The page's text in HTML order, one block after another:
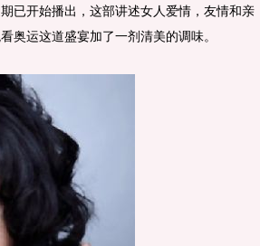
开始播出，这部讲述女人爱情，友情和亲
奥运这道盛宴加了一剂清美的调味。